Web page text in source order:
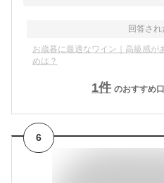
回答され
お歳暮に最適なワイン｜高級感が
めは？
1件 のおすすめ
6